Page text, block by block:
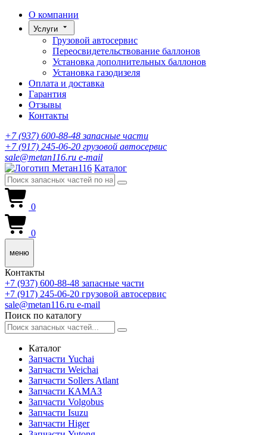
О компании
Услуги
Грузовой автосервис
Переосвидетельствование баллонов
Установка дополнительных баллонов
Установка газодизеля
Оплата и доставка
Гарантия
Отзывы
Контакты
+7 (937) 600-88-48запасные части
+7 (917) 245-06-20 грузовой автосервис
sale@metan116.ru e-mail
Каталог
0
0
меню
Контакты
+7 (937) 600-88-48 запасные части
+7 (917) 245-06-20 грузовой автосервис
sale@metan116.ru e-mail
Поиск по каталогу
Каталог
Запчасти Yuchai
Запчасти Weichai
Запчасти Sollers Atlant
Запчасти КАМАЗ
Запчасти Volgobus
Запчасти Isuzu
Запчасти Higer